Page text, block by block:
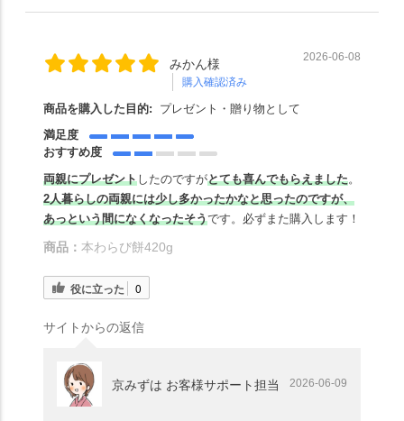
みかん様
購入確認済み
2026-06-08
商品を購入した目的:
プレゼント・贈り物として
満足度
おすすめ度
両親にプレゼントしたのですがとても喜んでもらえました。
2人暮らしの両親には少し多かったかなと思ったのですが、
あっという間になくなったそうです。必ずまた購入します！
商品： 本わらび餅420g
役に立った 0
サイトからの返信
京みずは お客様サポート担当 2026-06-09